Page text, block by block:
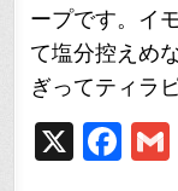
ープです。イ
て塩分控えめ
ぎってティラ
X F